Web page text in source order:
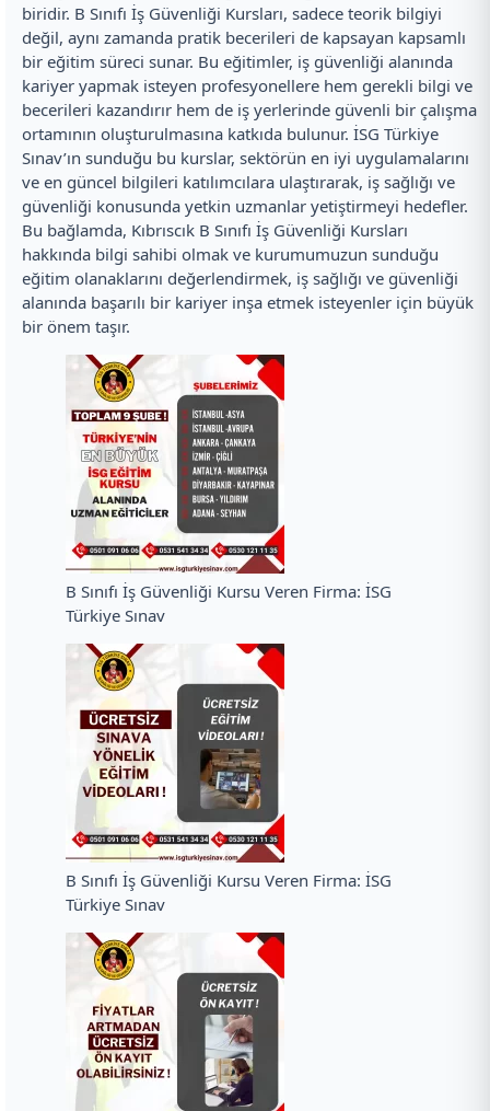
biridir. B Sınıfı İş Güvenliği Kursları, sadece teorik bilgiyi
değil, aynı zamanda pratik becerileri de kapsayan kapsamlı
bir eğitim süreci sunar. Bu eğitimler, iş güvenliği alanında
kariyer yapmak isteyen profesyonellere hem gerekli bilgi ve
becerileri kazandırır hem de iş yerlerinde güvenli bir çalışma
ortamının oluşturulmasına katkıda bulunur. İSG Türkiye
Sınav’ın sunduğu bu kurslar, sektörün en iyi uygulamalarını
ve en güncel bilgileri katılımcılara ulaştırarak, iş sağlığı ve
güvenliği konusunda yetkin uzmanlar yetiştirmeyi hedefler.
Bu bağlamda, Kıbrıscık B Sınıfı İş Güvenliği Kursları
hakkında bilgi sahibi olmak ve kurumumuzun sunduğu
eğitim olanaklarını değerlendirmek, iş sağlığı ve güvenliği
alanında başarılı bir kariyer inşa etmek isteyenler için büyük
bir önem taşır.
B Sınıfı İş Güvenliği Kursu Veren Firma: İSG
Türkiye Sınav
B Sınıfı İş Güvenliği Kursu Veren Firma: İSG
Türkiye Sınav